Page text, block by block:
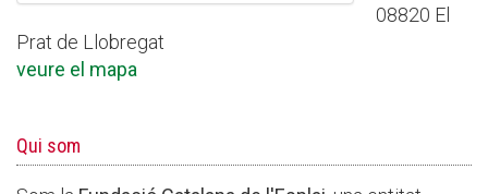
08820 El
Prat de Llobregat
veure el mapa
Qui som